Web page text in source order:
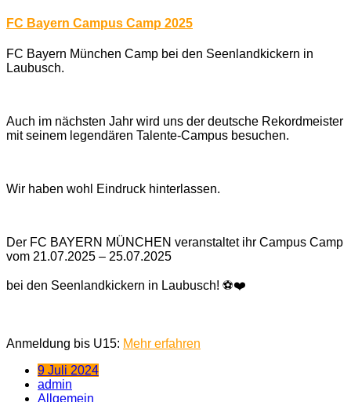
FC Bayern Campus Camp 2025
FC Bayern München Camp bei den Seenlandkickern in
Laubusch.
Auch im nächsten Jahr wird uns der deutsche Rekordmeister
mit seinem legendären Talente-Campus besuchen.
Wir haben wohl Eindruck hinterlassen.
Der FC BAYERN MÜNCHEN veranstaltet ihr Campus Camp
vom 21.07.2025 – 25.07.2025
bei den Seenlandkickern in Laubusch! ⚽❤️
Anmeldung bis U15: Mehr erfahren
9 Juli 2024
admin
Allgemein